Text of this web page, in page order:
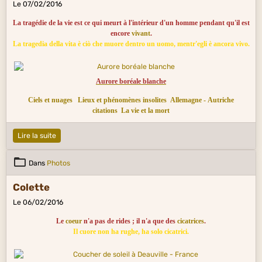
Le 07/02/2016
La tragédie de la vie est ce qui meurt à l'intérieur d'un homme pendant qu'il est
encore vivant.
La tragedia della vita è ciò che muore dentro un uomo, mentr'egli è ancora vivo.
Aurore boréale blanche
Ciels et nuages Lieux et phénomènes insolites Allemagne - Autriche
citations La vie et la mort
Lire la suite
Dans Photos
Colette
Le 06/02/2016
Le coeur n'a pas de rides ; il n'a que des cicatrices.
Il cuore non ha rughe, ha solo cicatrici.